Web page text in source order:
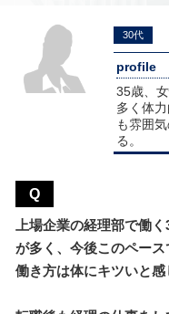
30代
profile
35歳、
多く体
も雰囲
る。
Q
上場企業の経理部で働
が多く、今後このペース
働き方は体にキツいと感